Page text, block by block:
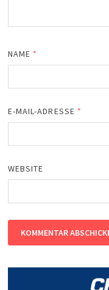
NAME *
E-MAIL-ADRESSE *
WEBSITE